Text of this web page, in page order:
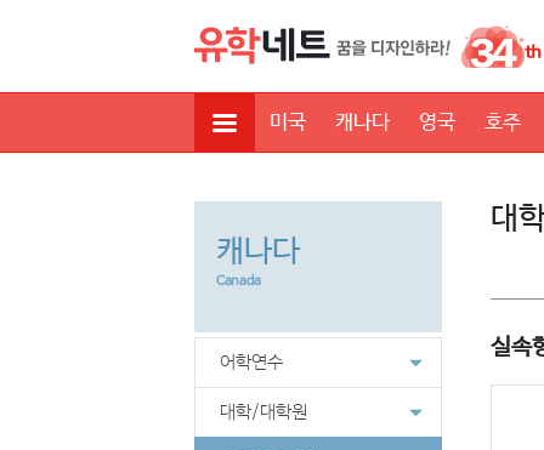
미국 캐나다 영국 호주
캐나다
Canada
어학연수
대학/대학원
대
실속